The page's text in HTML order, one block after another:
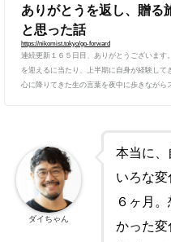
ありがとうを返し、贈る
と思った話
https://nikomist.tokyo/go-forward
連続更新１６５日目、ありがとうございます
を迎えるに当たり、上半期に自身が経験して
心に降りてきた生の言葉を夜中に歩きながら
よく頑張った自分を労いたくて封を開けて、
本当に、
いろな
６ヶ月
かった変
ダイちゃん